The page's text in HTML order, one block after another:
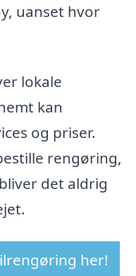
uanset hvor
lokale
kan
og priser.
rengøring,
det aldrig
her!